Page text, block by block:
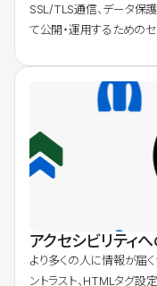
SSL/TLS通信、データ保
て公開・運用するためのセ
アクセシビリティ
より多くの人に情報が届く
ントラスト、HTMLタグ設